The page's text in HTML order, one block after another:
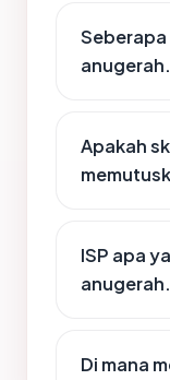
Apakah
ISP apa
Di mana